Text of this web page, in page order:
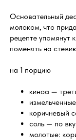
Основательный
молоком, что
рецепте упомянут
поменять на
на 1 порцию
киноа —
коричневый
соль — по
молотые: